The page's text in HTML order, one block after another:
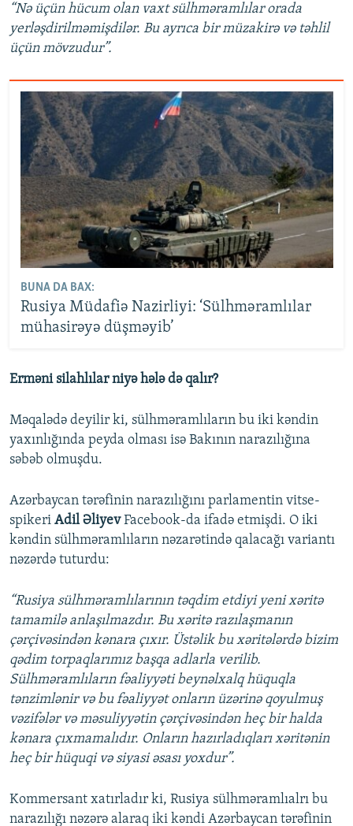
“Nə üçün hücum olan vaxt sülhməramlılar orada
yerləşdirilməmişdilər. Bu ayrıca bir müzakirə və təhlil
üçün mövzudur”.
BUNA DA BAX:
Rusiya Müdafiə Nazirliyi: ‘Sülhməramlılar
mühasirəyə düşməyib’
Erməni silahlılar niyə hələ də qalır?
Məqalədə deyilir ki, sülhməramlıların bu iki kəndin
yaxınlığında peyda olması isə Bakının narazılığına
səbəb olmuşdu.
Azərbaycan tərəfinin narazılığını parlamentin vitse-
spikeri Adil ƏliyevFacebook-da ifadə etmişdi. O iki
kəndin sülhməramlıların nəzarətində qalacağı variantı
nəzərdə tuturdu:
“Rusiya sülhməramlılarının təqdim etdiyi yeni xəritə
tamamilə anlaşılmazdır. Bu xəritə razılaşmanın
çərçivəsindən kənara çıxır. Üstəlik bu xəritələrdə bizim
qədim torpaqlarımız başqa adlarla verilib.
Sülhməramlıların fəaliyyəti beynəlxalq hüquqla
tənzimlənir və bu fəaliyyət onların üzərinə qoyulmuş
vəzifələr və məsuliyyətin çərçivəsindən heç bir halda
kənara çıxmamalıdır. Onların hazırladıqları xəritənin
heç bir hüquqi və siyasi əsası yoxdur”.
Kommersant xatırladır ki, Rusiya sülhməramlıalrı bu
narazılığı nəzərə alaraq iki kəndi Azərbaycan tərəfinin